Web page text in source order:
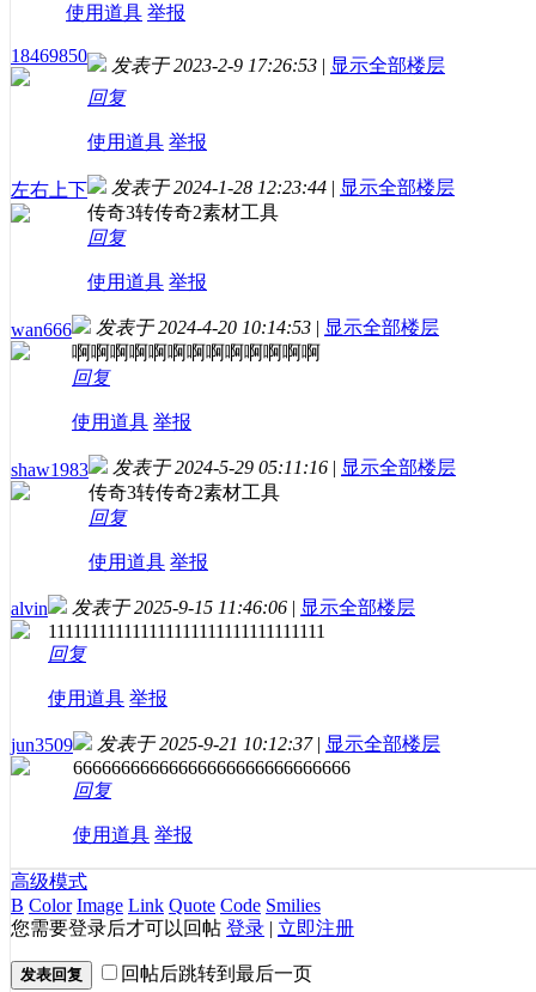
使用道具 举报
18469850 发表于 2023-2-9 17:26:53 | 显示全部楼层
回复
使用道具 举报
左右上下 发表于 2024-1-28 12:23:44 | 显示全部楼层
传奇3转传奇2素材工具
回复
使用道具 举报
wan666 发表于 2024-4-20 10:14:53 | 显示全部楼层
啊啊啊啊啊啊啊啊啊啊啊啊啊
回复
使用道具 举报
shaw1983 发表于 2024-5-29 05:11:16 | 显示全部楼层
传奇3转传奇2素材工具
回复
使用道具 举报
alvin 发表于 2025-9-15 11:46:06 | 显示全部楼层
111111111111111111111111111111111
回复
使用道具 举报
jun3509 发表于 2025-9-21 10:12:37 | 显示全部楼层
66666666666666666666666666666
回复
使用道具 举报
高级模式
B Color Image Link Quote Code Smilies
您需要登录后才可以回帖 登录 | 立即注册
发表回复 回帖后跳转到最后一页